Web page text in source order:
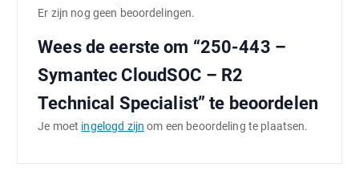
Er zijn nog geen beoordelingen.
Wees de eerste om “250-443 –
Symantec CloudSOC – R2
Technical Specialist” te beoordelen
Je moet ingelogd zijn om een beoordeling te plaatsen.